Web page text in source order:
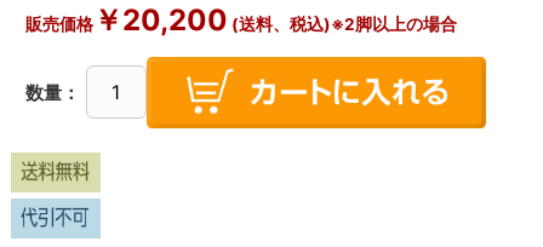
販売価格￥20,200 (送料、税込)※2脚以上の場合
数量：